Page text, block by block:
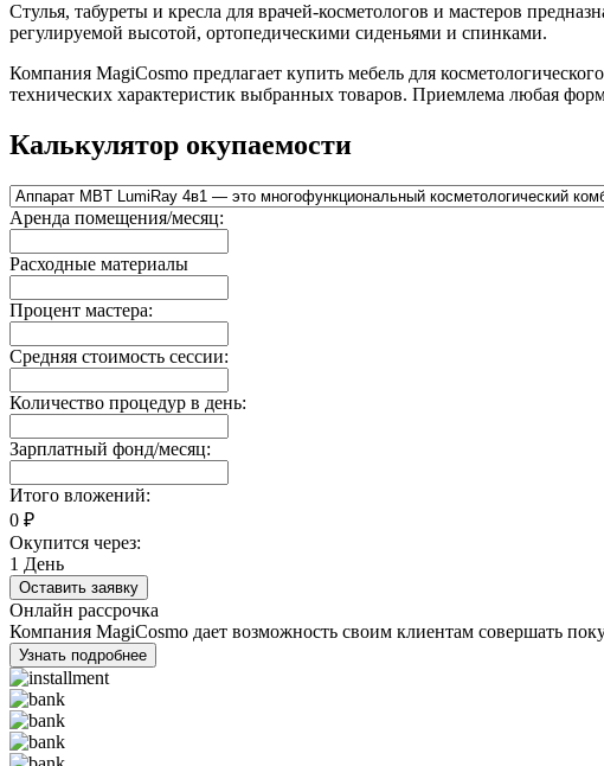
Стулья, табуреты и кресла для врачей-косметологов и мастеров
регулируемой высотой, ортопедическими сиденьями и спинками.
Компания MagiCosmo предлагает купить мебель для
технических характеристик выбранных товаров. Приемлема любая
Калькулятор окупаемости
Аренда помещения/месяц:
Расходные материалы
Процент мастера:
Средняя стоимость сессии:
Количество процедур в день:
Зарплатный фонд/месяц:
Итого вложений:
0 ₽
Окупится через:
1 День
Оставить заявку
Онлайн рассрочка
Компания MagiCosmo дает возможность своим клиентам совершать
Узнать подробнее